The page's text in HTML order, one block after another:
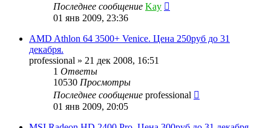
Последнее сообщение Kay
01 янв 2009, 23:36
AMD Athlon 64 3500+ Venice. Цена 250руб до 31
декабря.
professional » 21 дек 2008, 16:51
1 Ответы
10530 Просмотры
Последнее сообщение professional
01 янв 2009, 20:05